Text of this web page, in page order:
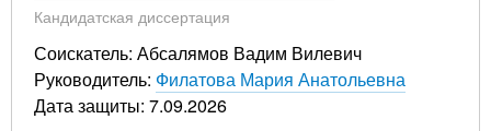
Кандидатская диссертация
Соискатель: Абсалямов Вадим Вилевич
Руководитель: Филатова Мария Анатольевна
Дата защиты: 7.09.2026